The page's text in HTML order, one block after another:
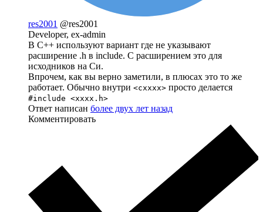
res2001 @res2001
Developer, ex-admin
В С++ используют вариант где не указывают
расширение .h в include. С расширением это для
исходников на Си.
Впрочем, как вы верно заметили, в плюсах это то же
работает. Обычно внутри <cxxxx> просто делается
#include <xxxx.h>
Ответ написан более двух лет назад
Комментировать